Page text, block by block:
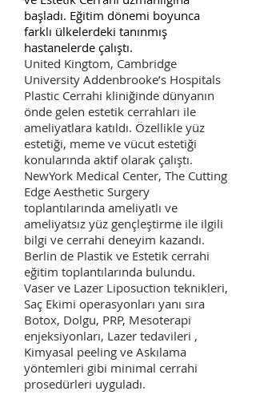
başladı. Eğitim dönemi boyunca
farklı ülkelerdeki tanınmış
hastanelerde çalıştı.
United Kingtom, Cambridge
University Addenbrooke’s Hospitals
Plastic Cerrahi kliniğinde dünyanın
önde gelen estetik cerrahları ile
ameliyatlara katıldı. Özellikle yüz
estetiği, meme ve vücut estetiği
konularında aktif olarak çalıştı.
NewYork Medical Center, The Cutting
Edge Aesthetic Surgery
toplantılarında ameliyatlı ve
ameliyatsız yüz gençleştirme ile ilgili
bilgi ve cerrahi deneyim kazandı.
Berlin de Plastik ve Estetik cerrahi
eğitim toplantılarında bulundu.
Vaser ve Lazer Liposuction teknikleri,
Saç Ekimi operasyonları yanı sıra
Botox, Dolgu, PRP, Mesoterapi
enjeksiyonları, Lazer tedavileri ,
Kimyasal peeling ve Askılama
yöntemleri gibi minimal cerrahi
prosedürleri uyguladı.